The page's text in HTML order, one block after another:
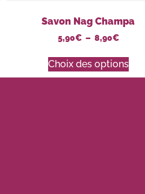
Savon Nag Champa
5,90€ – 8,90€
Choix des options